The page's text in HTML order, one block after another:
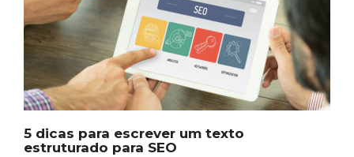
5 dicas para escrever um texto
estruturado para SEO